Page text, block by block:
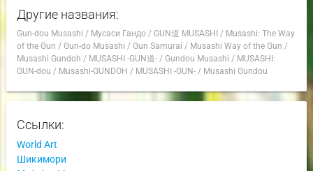
Другие названия:
Gun-dou Musashi / Мусаси Гандо/ GUN道 MUSASHI / Musashi: The Way
of the Gun / Gun-do Musashi / Gun Samurai / Musashi Way of the Gun /
Musashi Gundoh / MUSASHI -GUN道-/ Gundou Musashi / MUSASHI:
GUN-dou / Musashi-GUNDOH / MUSASHI -GUN-/ Musashi Gundou
Ссылки:
World Art
Шикимори